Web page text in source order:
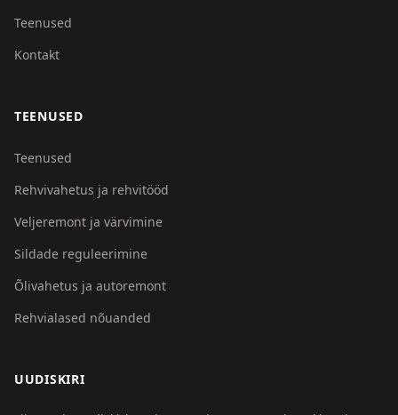
Teenused
Kontakt
TEENUSED
Teenused
Rehvivahetus ja rehvitööd
Veljeremont ja värvimine
Sildade reguleerimine
Õlivahetus ja autoremont
Rehvialased nõuanded
UUDISKIRI